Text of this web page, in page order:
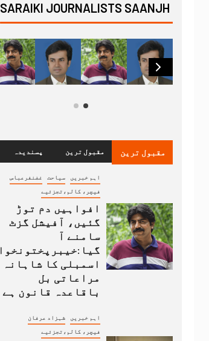
SARAIKI JOURNALISTS SAANJH
مقبول ترین مقبول ترین پسندیدہ
اہم خبریں سیاحت غضنفرعباس
فیچر، کالم،تجزئیے
افواہیں دم توڑ
گئیں، آفیشل گزٹ
سامنے آ
گیا:خیبرپختونخوا
اسمبلی کا شاہانہ
مراعاتی بل
باقاعدہ قانون ہے
اہم خبریں شہزاد عرفان
فیچر، کالم،تجزئیے